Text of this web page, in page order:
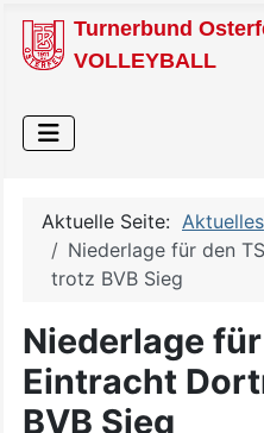
Turnerbund
VOLLEYBALL
Aktuelle Seite: Aktuelles
Niederlage für den
trotz BVB Sieg
Niederlage
Eintracht
BVB Sieg